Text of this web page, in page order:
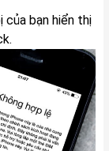
của bạn hiển thị